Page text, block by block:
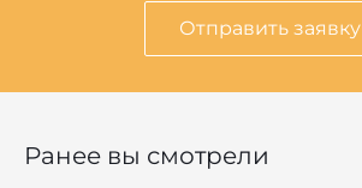
Отправить заявку
Ранее вы смотрели